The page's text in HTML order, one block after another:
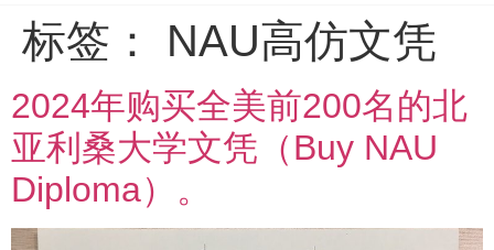
标签： NAU高仿文凭
2024年购买全美前200名的北
亚利桑大学文凭（Buy NAU
Diploma）。